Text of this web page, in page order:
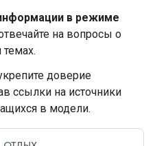
в режиме
на вопросы о
доверие
ссылки на источники
в модели.